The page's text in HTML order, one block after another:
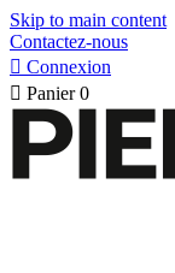
Skip to main content
Contactez-nous
 Connexion
 Panier 0